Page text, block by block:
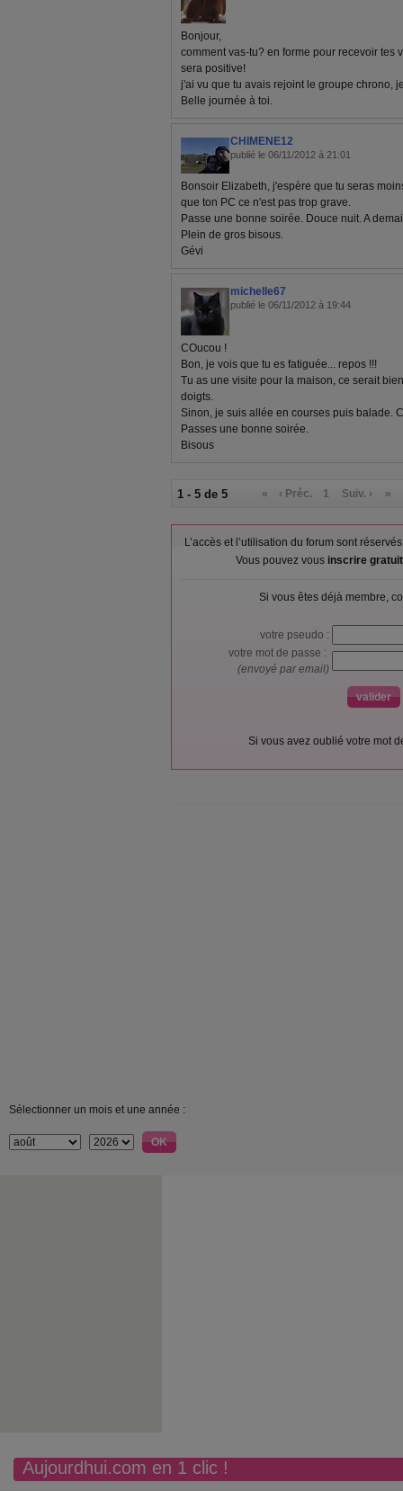
Bonjour,
comment vas-tu? en forme pour recevoir tes
sera positive!
j'ai vu que tu avais rejoint le groupe chrono,
Belle journée à toi.
CHIMENE12
publié le 06/11/2012 à 21:01
Bonsoir Elizabeth, j'espère que tu seras
que ton PC ce n'est pas trop grave.
Passe une bonne soirée. Douce nuit. A
Plein de gros bisous.
Gévi
michelle67
publié le 06/11/2012 à 19:44
COucou !
Bon, je vois que tu es fatiguée... repos !!!
Tu as une visite pour la maison, ce serait
doigts.
Sinon, je suis allée en courses puis balade.
Passes une bonne soirée.
Bisous
1 - 5 de 5 « ‹ Préc. 1 Suiv. › »
L’accès et l’utilisation du forum sont
Vous pouvez vous inscrire
Si vous êtes déjà membre,
votre pseudo :
votre mot de passe :
(envoyé par email)
Si vous avez oublié votre mot
Sélectionner un mois et une année :
Aujourdhui.com en 1 clic !